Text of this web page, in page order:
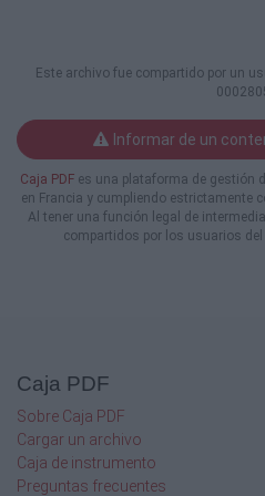
tècnics, que fue editado
en 2005 y coordinado por
IDES).
características,
han considerado más
Una vez transcurridos
Para ello, se ha contado
la misma experta, Emma
Esto asegura un análisis
la posibilidad de comparar
entre ambos estudios.
Este archivo fue compartido por un
Informar de un
Caja PDF es una plataforma de gestión
en Francia y cumpliendo estrictamente
Al tener una función legal de
compartidos por los usuarios
Caja PDF
Sobre Caja PDF
Cargar un archivo
Caja de instrumento
Preguntas frecuentes